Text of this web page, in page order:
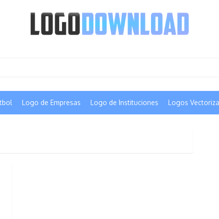
Logo de Empresas Logo de Instituciones Logos